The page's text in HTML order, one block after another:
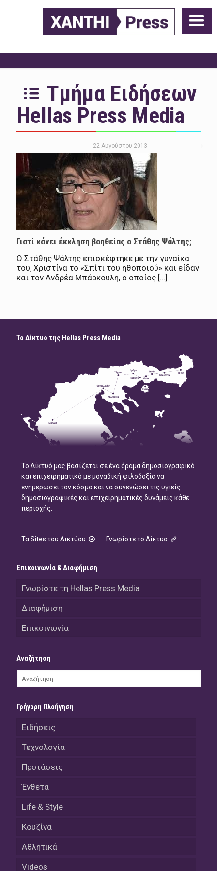
Τμήμα Ειδήσεων
Hellas Press Media
22 Αυγούστου 2013
Γιατί κάνει έκκληση βοηθείας ο Στάθης Ψάλτης;
Ο Στάθης Ψάλτης επισκέφτηκε με την γυναίκα
του, Χριστίνα το «Σπίτι του ηθοποιού» και είδαν
και τον Ανδρέα Μπάρκουλη, ο οποίος […]
Το Δίκτυο της Hellas Press Media
Το Δίκτυό μας βασίζεται σε ένα όραμα δημοσιογραφικό
και επιχειρηματικό με μοναδική φιλοδοξία να
ενημερώσει τον κόσμο και να συνενώσει τις υγιείς
δημοσιογραφικές και επιχειρηματικές δυνάμεις κάθε
περιοχής.
Τα Sites του Δικτύου Γνωρίστε το Δίκτυο
Επικοινωνία & Διαφήμιση
Γνωρίστε τη Hellas Press Media
Διαφήμιση
Επικοινωνία
Αναζήτηση
Γρήγορη Πλοήγηση
Ειδήσεις
Τεχνολογία
Προτάσεις
Ένθετα
Life & Style
Κουζίνα
Αθλητικά
Videos